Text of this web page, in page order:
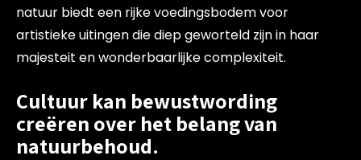
natuur biedt een rijke voedingsbodem voor
artistieke uitingen die diep geworteld zijn in haar
majesteit en wonderbaarlijke complexiteit.
Cultuur kan bewustwording
creëren over het belang van
natuurbehoud.